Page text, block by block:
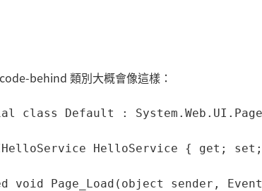
behind 類別大概會像這樣：
class Default : System.Web.UI.Page
HelloService { get;
void Page_Load(object sender,